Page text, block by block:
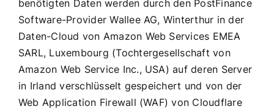
benötigten Daten werden durch den PostFinance
Software-Provider Wallee AG, Winterthur in der
Daten-Cloud von Amazon Web Services EMEA
SARL, Luxembourg (Tochtergesellschaft von
Amazon Web Service Inc., USA) auf deren Server
in Irland verschlüsselt gespeichert und von der
Web Application Firewall (WAF) von Cloudflare